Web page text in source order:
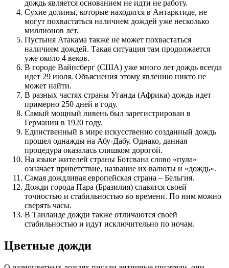
дождь является основанием не идти не работу.
Сухие долины, которые находятся в Антарктиде, не
могут похвастаться наличием дождей уже несколько
миллионов лет.
Пустыня Атакама также не может похвастаться
наличием дождей. Такая ситуация там продолжается
уже около 4 веков.
В городе Вайнсберг (США) уже много лет дождь всегда
идет 29 июля. Объяснения этому явлению никто не
может найти.
В разных частях страны Уганда (Африка) дождь идет
примерно 250 дней в году.
Самый мощный ливень был зарегистрирован в
Германии в 1920 году.
Единственный в мире искусственно созданный дождь
прошел однажды на Абу-Дабу. Однако, данная
процедура оказалась слишком дорогой.
На языке жителей страны Ботсвана слово «пула»
означает приветствие, название их валюты и «дождь».
Самая дождливая европейская страна – Бельгия.
Дожди города Пара (Бразилия) славятся своей
точностью и стабильностью во времени. По ним можно
сверять часы.
В Таиланде дожди также отличаются своей
стабильностью и идут исключительно по ночам.
Цветные дожди